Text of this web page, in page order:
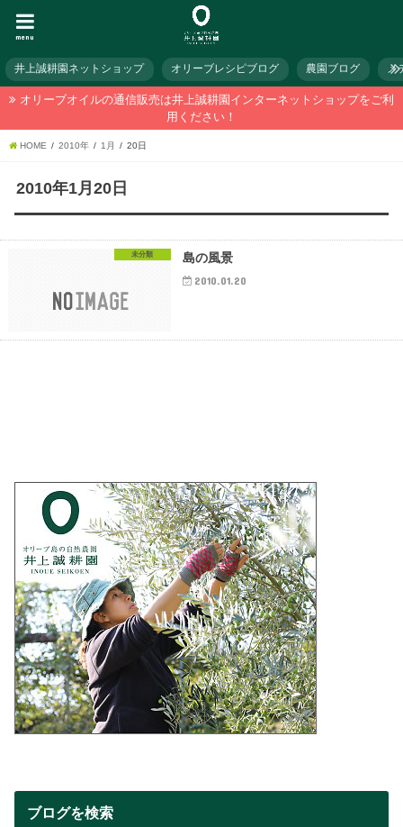
menu
井上誠耕園ネットショップ オリーブレシピブログ 農園ブログ メ
オリーブオイルの通信販売は井上誠耕園インターネットショップをご利
用ください！
HOME 2010年 1月 20日
2010年1月20日
未分類 島の風景
2010.01.20
ブログを検索